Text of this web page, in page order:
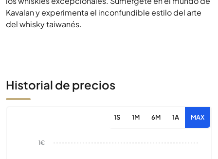
Kavalan y experimenta el inconfundible estilo del arte
del whisky taiwanés.
Historial de precios
1S 1M 6M 1A MAX
1€